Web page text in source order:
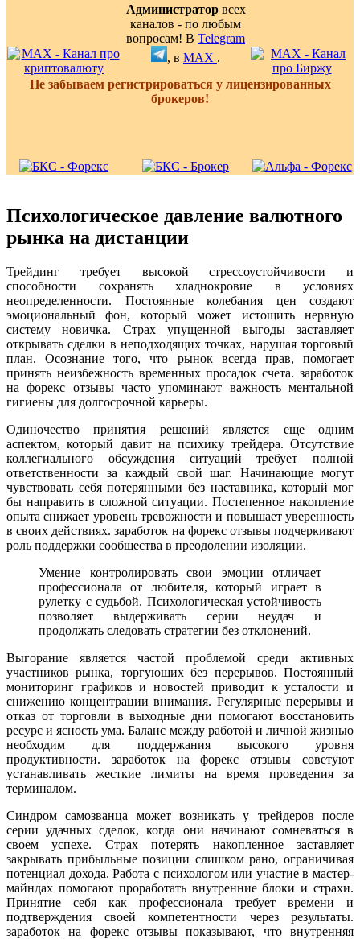
Администраторвсех
каналов - по любым
вопросам! В Telegram
, в MAX .
Не забываем регистрироваться у лицензированных
брокеров!
Психологическое давление валютного
рынка на дистанции
Трейдинг требует высокой стрессоустойчивости и
способности сохранять хладнокровие в условиях
неопределенности. Постоянные колебания цен создают
эмоциональный фон, который может истощить нервную
систему новичка. Страх упущенной выгоды заставляет
открывать сделки в неподходящих точках, нарушая торговый
план. Осознание того, что рынок всегда прав, помогает
принять неизбежность временных просадок счета. заработок
на форекс отзывы часто упоминают важность ментальной
гигиены для долгосрочной карьеры.
Одиночество принятия решений является еще одним
аспектом, который давит на психику трейдера. Отсутствие
коллегиального обсуждения ситуаций требует полной
ответственности за каждый свой шаг. Начинающие могут
чувствовать себя потерянными без наставника, который мог
бы направить в сложной ситуации. Постепенное накопление
опыта снижает уровень тревожности и повышает уверенность
в своих действиях. заработок на форекс отзывы подчеркивают
роль поддержки сообщества в преодолении изоляции.
Умение контролировать свои эмоции отличает
профессионала от любителя, который играет в
рулетку с судьбой. Психологическая устойчивость
позволяет выдерживать серии неудач и
продолжать следовать стратегии без отклонений.
Выгорание является частой проблемой среди активных
участников рынка, торгующих без перерывов. Постоянный
мониторинг графиков и новостей приводит к усталости и
снижению концентрации внимания. Регулярные перерывы и
отказ от торговли в выходные дни помогают восстановить
ресурс и ясность ума. Баланс между работой и личной жизнью
необходим для поддержания высокого уровня
продуктивности. заработок на форекс отзывы советуют
устанавливать жесткие лимиты на время проведения за
терминалом.
Синдром самозванца может возникать у трейдеров после
серии удачных сделок, когда они начинают сомневаться в
своем успехе. Страх потерять накопленное заставляет
закрывать прибыльные позиции слишком рано, ограничивая
потенциал дохода. Работа с психологом или участие в мастер-
майндах помогают проработать внутренние блоки и страхи.
Принятие себя как профессионала требует времени и
подтверждения своей компетентности через результаты.
заработок на форекс отзывы показывают, что внутренняя